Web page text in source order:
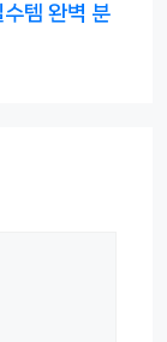
템 완벽 분